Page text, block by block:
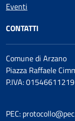
Eventi
CONTATTI
Comune di Arzano
Piazza Raffaele
P.IVA: 01546611219
PEC: